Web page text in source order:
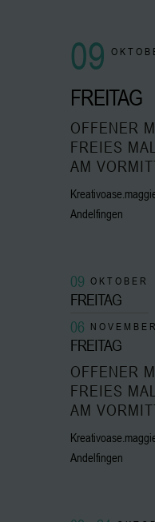
09
FREITAG
OFFENER
FREIES
AM
Andelfingen
09 OKTOBER
FREITAG
06 NOVEMBER
FREITAG
OFFENER
FREIES
AM
Andelfingen